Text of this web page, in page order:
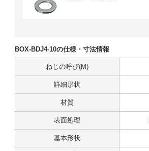
BOX-BDJ4-10の仕様・寸法情報
ねじの呼び(M)
詳細形状
材質
表面処理
基本形状